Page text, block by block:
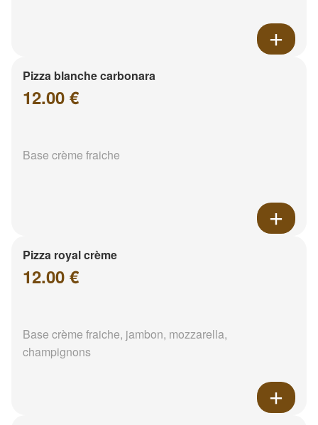
Pizza blanche carbonara
12.00 €
Base crème fraiche
Pizza royal crème
12.00 €
Base crème fraiche, jambon, mozzarella,
champignons